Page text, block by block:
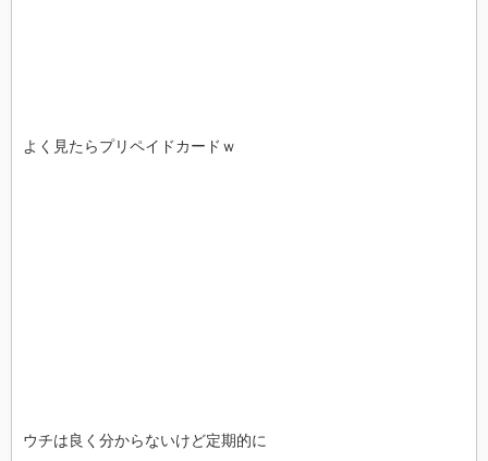
よく見たらプリペイドカードｗ
ウチは良く分からないけど定期的に